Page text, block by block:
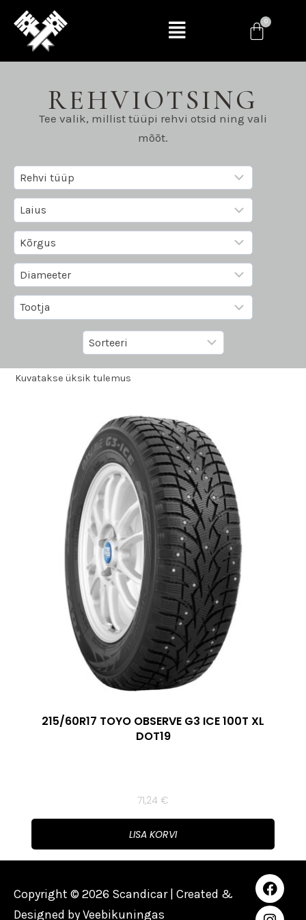
REHVIOTSING
Tee valik, millist tüüpi rehvi otsid ning vali
mõõt.
Kuvatakse üksik tulemus
215/60R17 TOYO OBSERVE G3 ICE 100T XL
DOT19
71,24 €
LISA KORVI
Copyright © 2026 Scandicar | Created &
Designed byVeebikuningas